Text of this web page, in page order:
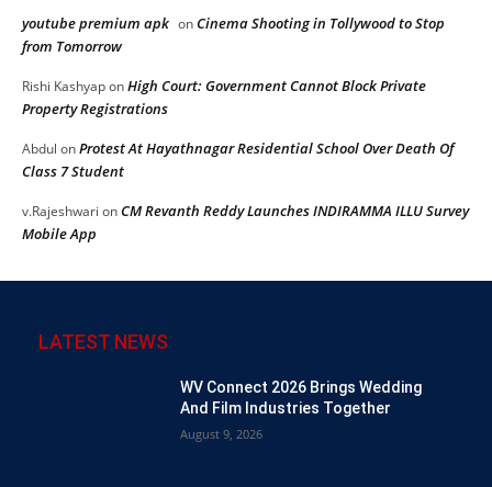
youtube premium apk onCinema Shooting in Tollywood to Stop
from Tomorrow
Rishi KashyaponHigh Court: Government Cannot Block Private
Property Registrations
Abdul onProtest At Hayathnagar Residential School Over Death Of
Class 7 Student
v.Rajeshwari onCM Revanth Reddy Launches INDIRAMMA ILLU Survey
Mobile App
LATEST NEWS
WV Connect 2026 Brings Wedding
And Film Industries Together
August 9, 2026